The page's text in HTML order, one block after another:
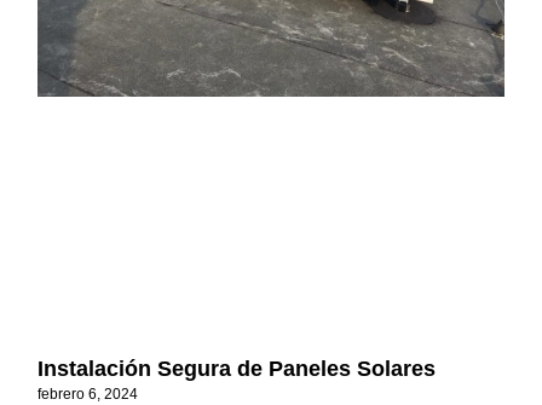
Instalación Segura de Paneles Solares
febrero 6, 2024